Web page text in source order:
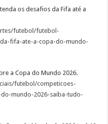
os desafios da Fifa até a
futebol/futebol-
fifa-ate-a-copa-do-mundo-
a Copa do Mundo 2026.
futebol/competicoes-
mundo-2026-saiba-tudo-